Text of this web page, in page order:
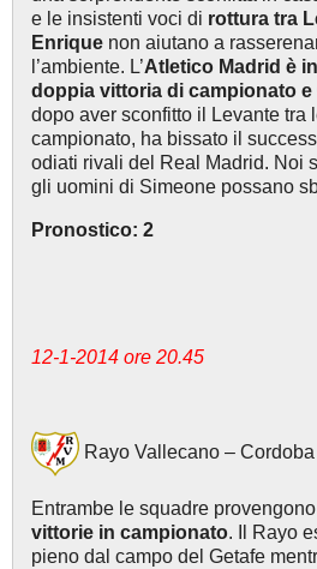
e le insistenti voci di rottura tra
Enrique non aiutano a
l’ambiente. L’Atletico Madrid è
doppia vittoria di campionato e
dopo aver sconfitto il Levante tra
campionato, ha bissato il
odiati rivali del Real Madrid. Noi
gli uomini di Simeone possano
Pronostico: 2
12-1-2014 ore 20.45
Rayo Vallecano – Cordoba
Entrambe le squadre
vittorie in campionato. Il Rayo
pieno dal campo del Getafe